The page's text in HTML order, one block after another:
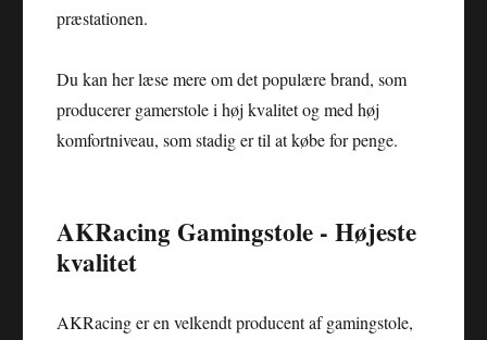
præstationen.
Du kan her læse mere om det populære brand, som
producerer gamerstole i høj kvalitet og med høj
komfortniveau, som stadig er til at købe for penge.
AKRacing Gamingstole - Højeste
kvalitet
AKRacing er en velkendt producent af gamingstole,